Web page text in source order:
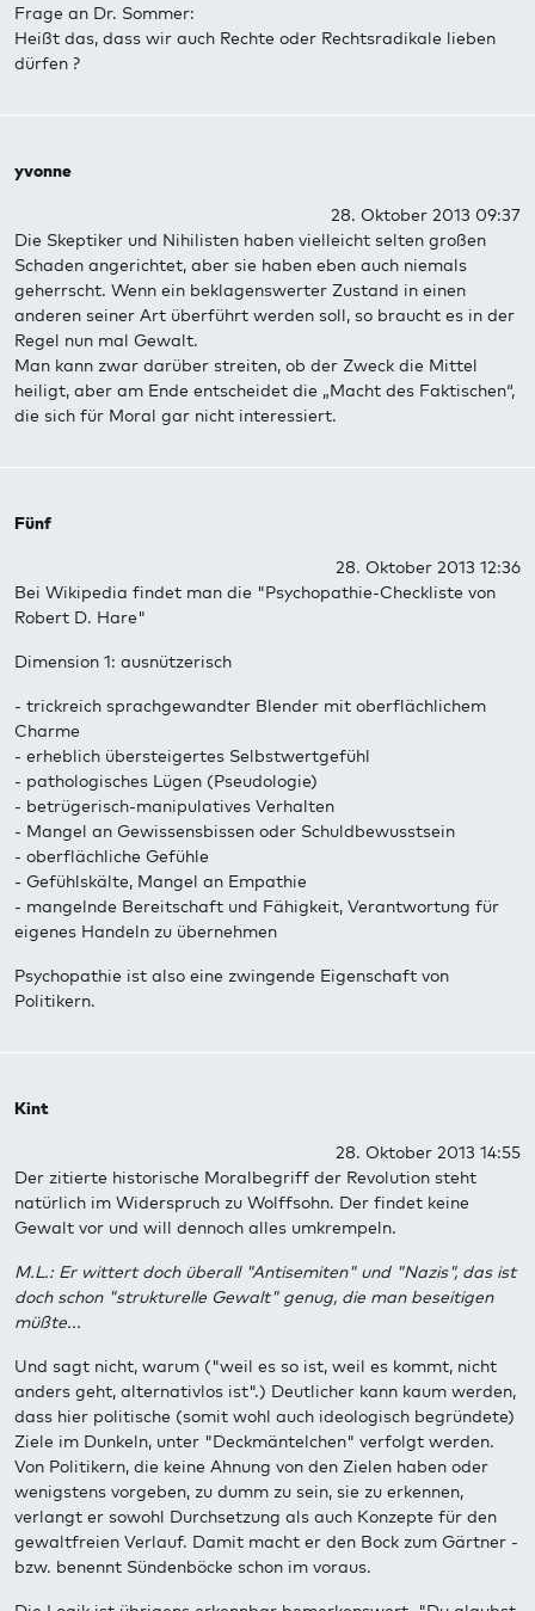
Frage an Dr. Sommer:
Heißt das, dass wir auch Rechte oder Rechtsradikale lieben
dürfen ?
yvonne
28. Oktober 2013 09:37
Die Skeptiker und Nihilisten haben vielleicht selten großen
Schaden angerichtet, aber sie haben eben auch niemals
geherrscht. Wenn ein beklagenswerter Zustand in einen
anderen seiner Art überführt werden soll, so braucht es in der
Regel nun mal Gewalt.
Man kann zwar darüber streiten, ob der Zweck die Mittel
heiligt, aber am Ende entscheidet die „Macht des Faktischen“,
die sich für Moral gar nicht interessiert.
Fünf
28. Oktober 2013 12:36
Bei Wikipedia findet man die "Psychopathie-Checkliste von
Robert D. Hare"
Dimension 1: ausnützerisch
- trickreich sprachgewandter Blender mit oberflächlichem
Charme
- erheblich übersteigertes Selbstwertgefühl
- pathologisches Lügen (Pseudologie)
- betrügerisch-manipulatives Verhalten
- Mangel an Gewissensbissen oder Schuldbewusstsein
- oberflächliche Gefühle
- Gefühlskälte, Mangel an Empathie
- mangelnde Bereitschaft und Fähigkeit, Verantwortung für
eigenes Handeln zu übernehmen
Psychopathie ist also eine zwingende Eigenschaft von
Politikern.
Kint
28. Oktober 2013 14:55
Der zitierte historische Moralbegriff der Revolution steht
natürlich im Widerspruch zu Wolffsohn. Der findet keine
Gewalt vor und will dennoch alles umkrempeln.
M.L.: Er wittert doch überall "Antisemiten" und "Nazis", das ist
doch schon "strukturelle Gewalt" genug, die man beseitigen
müßte...
Und sagt nicht, warum ("weil es so ist, weil es kommt, nicht
anders geht, alternativlos ist".) Deutlicher kann kaum werden,
dass hier politische (somit wohl auch ideologisch begründete)
Ziele im Dunkeln, unter "Deckmäntelchen" verfolgt werden.
Von Politikern, die keine Ahnung von den Zielen haben oder
wenigstens vorgeben, zu dumm zu sein, sie zu erkennen,
verlangt er sowohl Durchsetzung als auch Konzepte für den
gewaltfreien Verlauf. Damit macht er den Bock zum Gärtner -
bzw. benennt Sündenböcke schon im voraus.